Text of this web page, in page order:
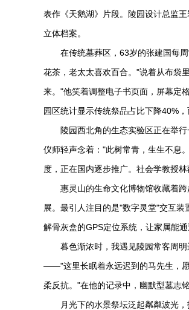
表作《天鹅湖》片段。陵园设计总监
立体档案。
在传统墓葬区，63岁的张建国每
花茶，老太太喜欢百合。"说着从布袋
来。"他笑着调整电子书页面，屏幕定
园区统计显示传统祭品占比下降40%
陵园西北角的生态实验区正在举
仪师轻声念着："此树常青，生生不息
度，正在国内逐步推广。社会学教授
惠灵山的生命文化博物馆收藏着
展。最引人注目的是"数字灵堂"交互
解骨灰盒的GPS定位系统，让家属能
暮色渐浓时，我遇见陵园常客周
——"这里长眠着永远迟到的马先生，
柔反抗。"在他的记录中，幽默型墓志
月光下的水景祭坛泛起粼粼波光